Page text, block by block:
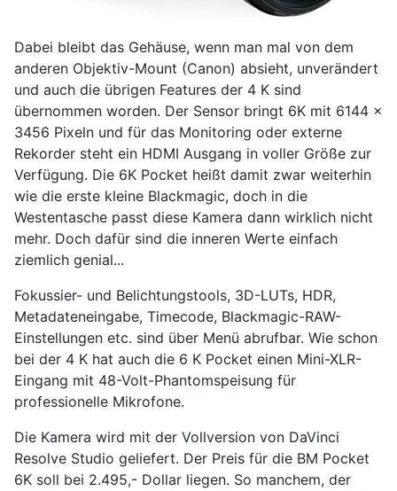
Dabei bleibt das Gehäuse, wenn man mal von dem
anderen Objektiv-Mount (Canon) absieht, unverändert
und auch die übrigen Features der 4 K sind
übernommen worden. Der Sensor bringt 6K mit 6144 x
3456 Pixeln und für das Monitoring oder externe
Rekorder steht ein HDMI Ausgang in voller Größe zur
Verfügung. Die 6K Pocket heißt damit zwar weiterhin
wie die erste kleine Blackmagic, doch in die
Westentasche passt diese Kamera dann wirklich nicht
mehr. Doch dafür sind die inneren Werte einfach
ziemlich genial...
Fokussier- und Belichtungstools, 3D-LUTs, HDR,
Metadateneingabe, Timecode, Blackmagic-RAW-
Einstellungen etc. sind über Menü abrufbar. Wie schon
bei der 4 K hat auch die 6 K Pocket einen Mini-XLR-
Eingang mit 48-Volt-Phantomspeisung für
professionelle Mikrofone.
Die Kamera wird mit der Vollversion von DaVinci
Resolve Studio geliefert. Der Preis für die BM Pocket
6K soll bei 2.495,- Dollar liegen. So manchem, der